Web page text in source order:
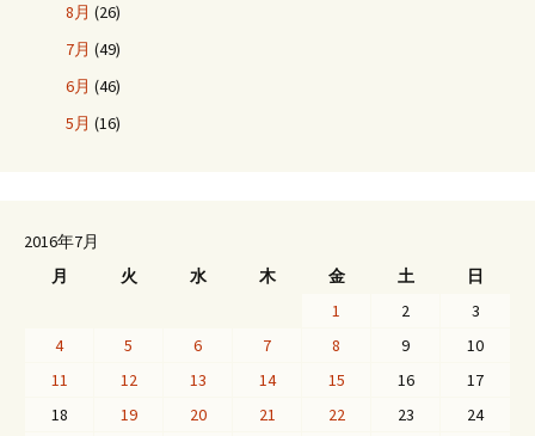
8月 (26)
7月 (49)
6月 (46)
5月 (16)
2016年7月
月
火 水 木 金 土
日
1
2
3
4
5 6 7 8 9
10
11
12 13 14 15 16
17
18
19 20 21 22 23
24